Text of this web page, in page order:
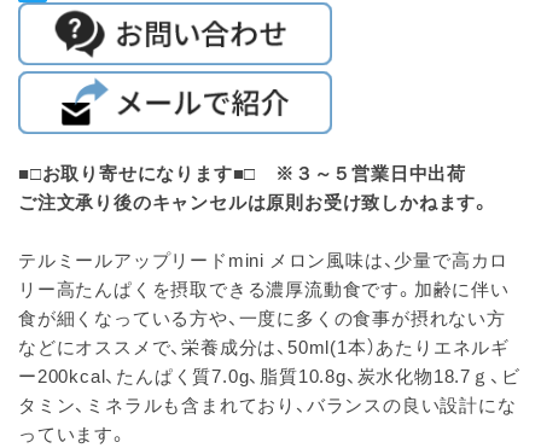
■□お取り寄せになります■□ ※３～５営業日中出荷
ご注文承り後のキャンセルは原則お受け致しかねます。
テルミールアップリードmini メロン風味は、少量で高カロ
リー高たんぱくを摂取できる濃厚流動食です。加齢に伴い
食が細くなっている方や、一度に多くの食事が摂れない方
などにオススメで、栄養成分は、50ml(1本）あたりエネルギ
ー200kcal、たんぱく質7.0g、脂質10.8g、炭水化物18.7ｇ、ビ
タミン、ミネラルも含まれており、バランスの良い設計にな
っています。